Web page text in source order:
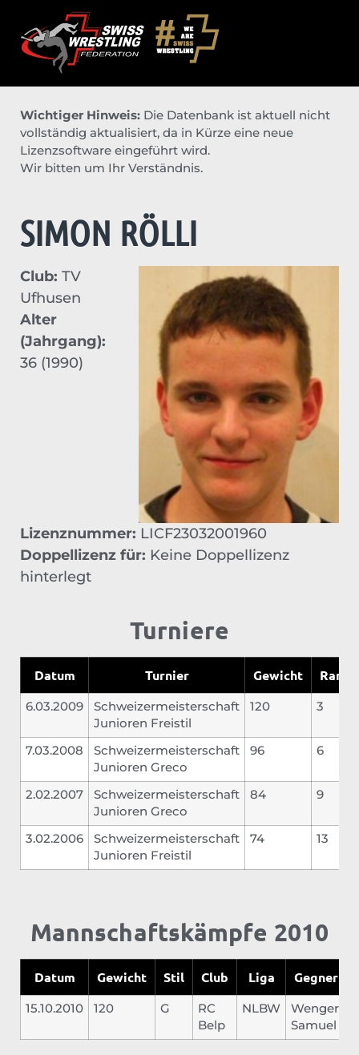
Wichtiger Hinweis: Die Datenbank ist aktuell nicht
vollständig aktualisiert, da in Kürze eine neue
Lizenzsoftware eingeführt wird.
Wir bitten um Ihr Verständnis.
SIMON RÖLLI
Club: TV
Ufhusen
Alter
(Jahrgang):
36 (1990)
Lizenznummer: LICF23032001960
Doppellizenz für: Keine Doppellizenz
hinterlegt
Turniere
Datum Turnier Gewicht Rang
6.03.2009
Schweizermeisterschaft
Junioren Freistil
120 3
7.03.2008
Schweizermeisterschaft
Junioren Greco
96 6
2.02.2007
Schweizermeisterschaft
Junioren Greco
84 9
3.02.2006
Schweizermeisterschaft
Junioren Freistil
74 13
Mannschaftskämpfe 2010
Datum Gewicht Stil Club Liga Gegner
15.10.2010 120 G
RC
Belp
NLBW
Wenger
Samuel